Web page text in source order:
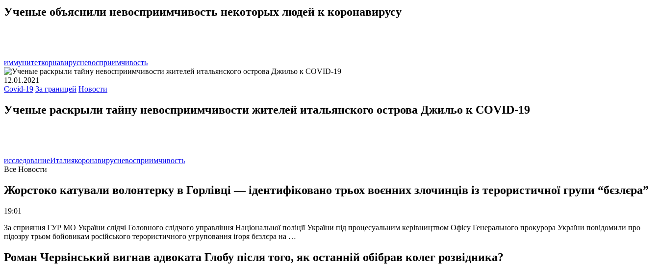
Ученые объяснили невосприимчивость некоторых людей к коронавирусу
иммунитеткорнавирусневосприимчивость
12.01.2021
Covid-19 За границей Новости
Ученые раскрыли тайну невосприимчивости жителей итальянского острова Джильо к COVID-19
исследованиеИталиякоронавирусневосприимчивость
Все Новости
Жорстоко катували волонтерку в Горлівці — ідентифіковано трьох воєнних злочинців із терористичної групи “бєзлєра”
19:01
За сприяння ГУР МО України слідчі Головного слідчого управління Національної поліції України під процесуальним керівництвом Офісу Генерального прокурора України повідомили про
підозру трьом бойовикам російського терористичного угруповання іґоря бєзлєра на …
Роман Червінський вигнав адвоката Глобу після того, як останній обібрав колег розвідника?